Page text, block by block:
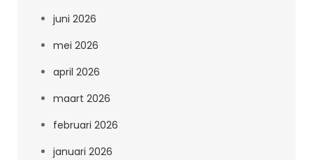
juni 2026
mei 2026
april 2026
maart 2026
februari 2026
januari 2026